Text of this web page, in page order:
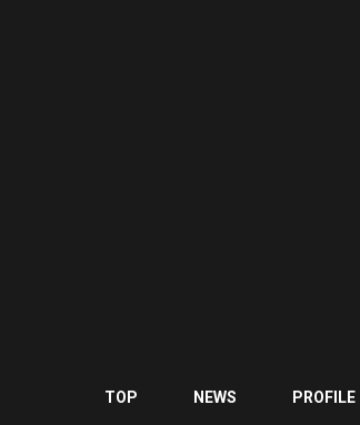
TOP NEWS PROFILE